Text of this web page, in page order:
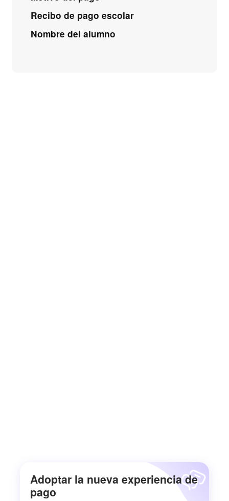
Recibo de pago escolar
Nombre del alumno
Adoptar la nueva experiencia de
pago